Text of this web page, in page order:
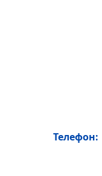
Телефон: